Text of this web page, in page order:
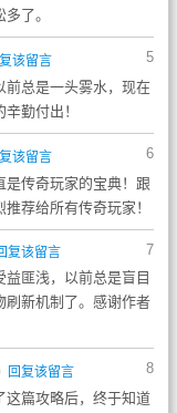
了。
5
该留言
前总是一头雾水，现在
勤付出！
6
该留言
是传奇玩家的宝典！跟
荐给所有传奇玩家！
7
复该留言
匪浅，以前总是盲目
刷新机制了。感谢作者
8
回复该留言
这篇攻略后，终于知道